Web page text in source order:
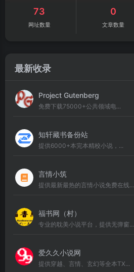
73
网址数量
0
文章数量
最新收录
Project Gutenberg
免费下载75000+公共领域电...
知轩藏书备份站
提供6000+本完本精校小说，...
言情小筑
提供最新最热的言情小说免费在线...
福书网（村）
专业的耽美小说平台，提供无弹窗...
爱久久小说网
提供穿越、言情、玄幻等全本TX...